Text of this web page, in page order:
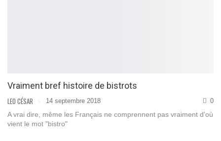
Vraiment bref histoire de bistrots
LEO CÉSAR 14 septembre 2018 0
A vrai dire, même les Français ne comprennent pas vraiment d'où
vient le mot "bistro"